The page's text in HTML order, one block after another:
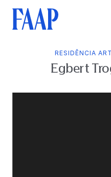
RESIDÊNCIA
Egbert